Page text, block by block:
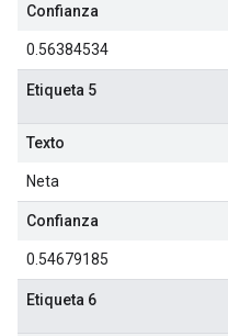
Confianza
0.56384534
Etiqueta 5
Texto
Neta
Confianza
0.54679185
Etiqueta 6